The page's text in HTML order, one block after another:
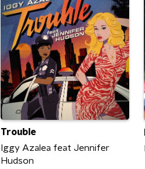
Trouble
Iggy Azalea feat Jennifer
Hudson